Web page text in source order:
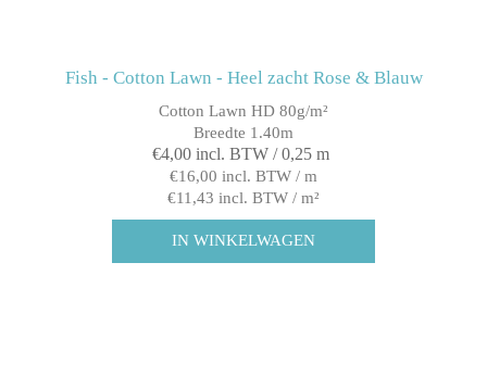
Fish - Cotton Lawn - Heel zacht Rose & Blauw
Cotton Lawn HD 80g/m²
Breedte 1.40m
€4,00 incl. BTW / 0,25 m
€16,00 incl. BTW / m
€11,43 incl. BTW / m²